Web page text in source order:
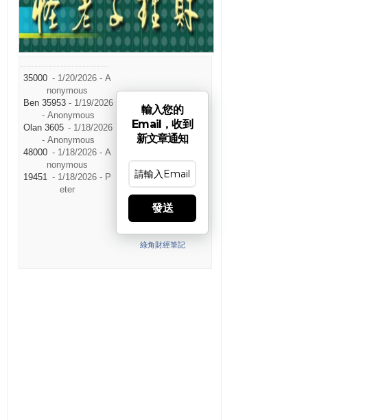
35000 - 1/20/2026 - A
nonymous
Ben 35953 - 1/19/2026
- Anonymous
Olan 3605 - 1/18/2026
- Anonymous
48000 - 1/18/2026 - A
nonymous
19451 - 1/18/2026 - P
eter
輸入您的
Email，收到
新文章通知
發送
綠角財經筆記